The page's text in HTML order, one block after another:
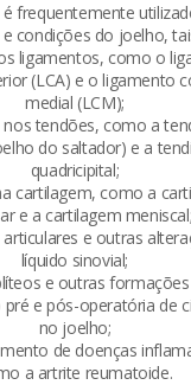
frequentemente
e condições do joelho,
ligamentos, como o
(LCA) e o ligamento
medial (LCM);
nos tendões, como a
do saltador) e a
quadricipital;
cartilagem, como a
e a cartilagem meniscal;
e outras
líquido sinovial;
e outras formações
pré e pós-operatória de
no joelho;
de doenças
a artrite reumatoide.